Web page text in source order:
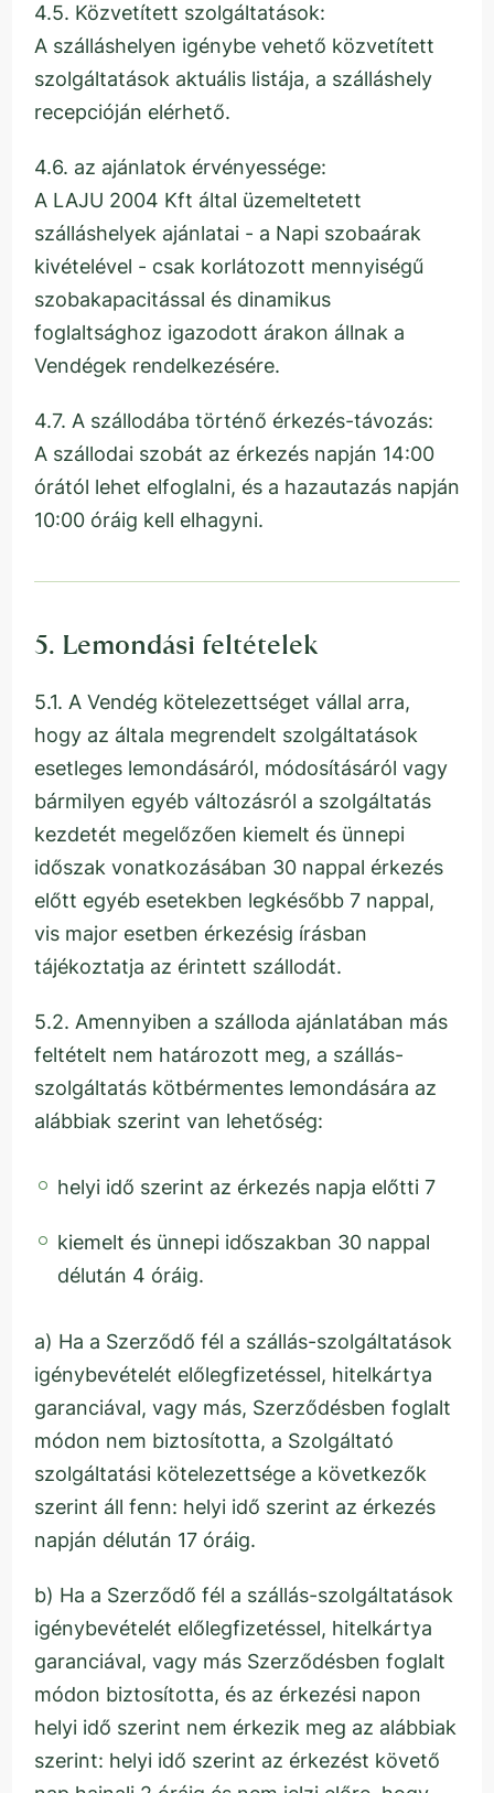
4.5. Közvetített szolgáltatások:
A szálláshelyen igénybe vehető közvetített
szolgáltatások aktuális listája, a szálláshely
recepcióján elérhető.
4.6. az ajánlatok érvényessége:
A LAJU 2004 Kft által üzemeltetett
szálláshelyek ajánlatai - a Napi szobaárak
kivételével - csak korlátozott mennyiségű
szobakapacitással és dinamikus
foglaltsághoz igazodott árakon állnak a
Vendégek rendelkezésére.
4.7. A szállodába történő érkezés-távozás:
A szállodai szobát az érkezés napján 14:00
órától lehet elfoglalni, és a hazautazás napján
10:00 óráig kell elhagyni.
5. Lemondási feltételek
5.1. A Vendég kötelezettséget vállal arra,
hogy az általa megrendelt szolgáltatások
esetleges lemondásáról, módosításáról vagy
bármilyen egyéb változásról a szolgáltatás
kezdetét megelőzően kiemelt és ünnepi
időszak vonatkozásában 30 nappal érkezés
előtt egyéb esetekben legkésőbb 7 nappal,
vis major esetben érkezésig írásban
tájékoztatja az érintett szállodát.
5.2. Amennyiben a szálloda ajánlatában más
feltételt nem határozott meg, a szállás-
szolgáltatás kötbérmentes lemondására az
alábbiak szerint van lehetőség:
helyi idő szerint az érkezés napja előtti 7
kiemelt és ünnepi időszakban 30 nappal
délután 4 óráig.
a) Ha a Szerződő fél a szállás-szolgáltatások
igénybevételét előlegfizetéssel, hitelkártya
garanciával, vagy más, Szerződésben foglalt
módon nem biztosította, a Szolgáltató
szolgáltatási kötelezettsége a következők
szerint áll fenn: helyi idő szerint az érkezés
napján délután 17 óráig.
b) Ha a Szerződő fél a szállás-szolgáltatások
igénybevételét előlegfizetéssel, hitelkártya
garanciával, vagy más Szerződésben foglalt
módon biztosította, és az érkezési napon
helyi idő szerint nem érkezik meg az alábbiak
szerint: helyi idő szerint az érkezést követő